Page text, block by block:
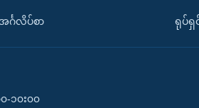
င်္ဂလိပ်စာ ရုပ်ရှ
-၁၀း၀၀